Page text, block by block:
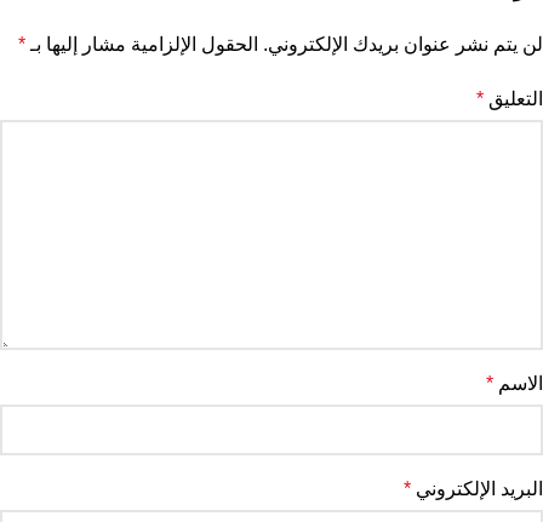
لن يتم نشر عنوان بريدك الإلكتروني. الحقول الإلزامية مشار إليها بـ *
التعليق *
الاسم *
البريد الإلكتروني *